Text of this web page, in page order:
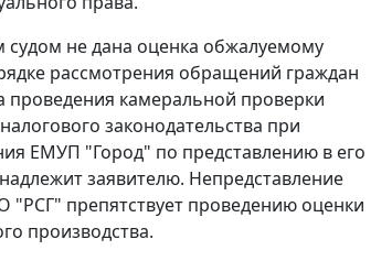
не дана оценка обжалуемому
рассмотрения обращений граждан
проведения камеральной проверки
законодательства при
ЕМУП "Город" по представлению в его
заявителю. Непредставление
препятствует проведению оценки
производства.